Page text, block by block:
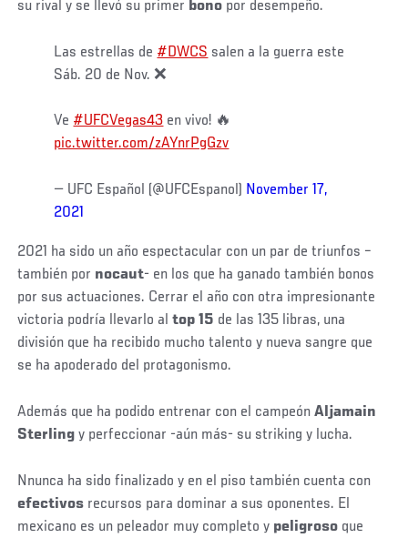
su rival y se llevó su primer bono por desempeño.
Las estrellas de #DWCS salen a la guerra este
Sáb. 20 de Nov. ❌
Ve #UFCVegas43 en vivo! 🔥
pic.twitter.com/zAYnrPgGzv
— UFC Español (@UFCEspanol) November 17,
2021
2021 ha sido un año espectacular con un par de triunfos –
también por nocaut- en los que ha ganado también bonos
por sus actuaciones. Cerrar el año con otra impresionante
victoria podría llevarlo altop 15 de las 135 libras, una
división que ha recibido mucho talento y nueva sangre que
se ha apoderado del protagonismo.
Además que ha podido entrenar con el campeónAljamain
Sterling y perfeccionar -aún más- su striking y lucha.
Nnunca ha sido finalizado y en el piso también cuenta con
efectivos recursos para dominar a sus oponentes. El
mexicano es un peleador muy completo y peligroso que